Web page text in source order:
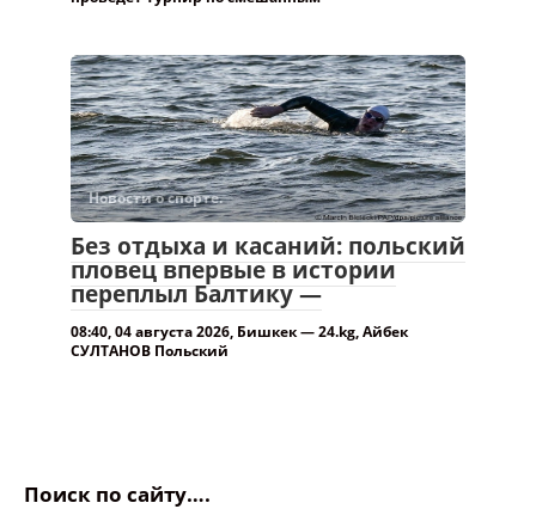
Новости о спорте.
Без отдыха и касаний: польский
пловец впервые в истории
переплыл Балтику —
08:40, 04 августа 2026, Бишкек — 24.kg, Айбек
СУЛТАНОВ Польский
Поиск по сайту….